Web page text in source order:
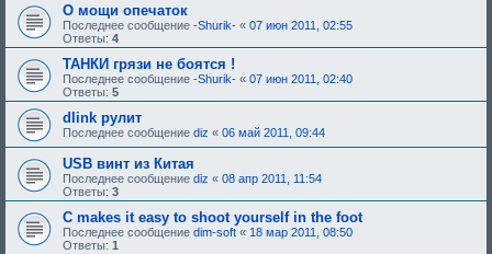
о
б
н
и
у
е
б
р
н
я
:
О мощи опечаток
Последнее сообщение -Shurik- « 07 июн 2011, 02:55
Ответы: 4
ТАНКИ грязи не боятся !
Последнее сообщение -Shurik- « 07 июн 2011, 02:40
Ответы: 5
dlink рулит
Последнее сообщение diz « 06 май 2011, 09:44
USB винт из Китая
Последнее сообщение diz « 08 апр 2011, 11:54
Ответы: 3
C makes it easy to shoot yourself in the foot
Последнее сообщение dim-soft « 18 мар 2011, 08:50
Ответы: 1